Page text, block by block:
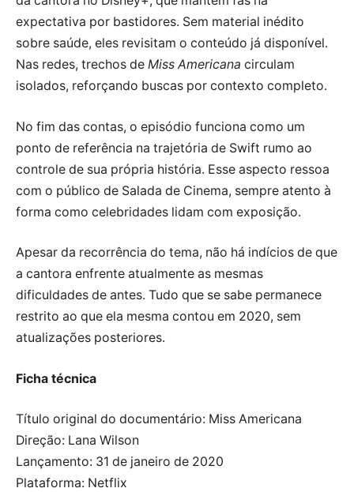
expectativa por bastidores. Sem material inédito
sobre saúde, eles revisitam o conteúdo já disponível.
Nas redes, trechos de Miss Americana circulam
isolados, reforçando buscas por contexto completo.
No fim das contas, o episódio funciona como um
ponto de referência na trajetória de Swift rumo ao
controle de sua própria história. Esse aspecto ressoa
com o público de Salada de Cinema, sempre atento à
forma como celebridades lidam com exposição.
Apesar da recorrência do tema, não há indícios de que
a cantora enfrente atualmente as mesmas
dificuldades de antes. Tudo que se sabe permanece
restrito ao que ela mesma contou em 2020, sem
atualizações posteriores.
Ficha técnica
Título original do documentário: Miss Americana
Direção: Lana Wilson
Lançamento: 31 de janeiro de 2020
Plataforma: Netflix